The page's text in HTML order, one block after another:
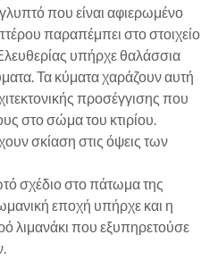
που είναι αφιερωμένο
παραπέμπει στο στοιχείο
υπήρχε θαλάσσια
Τα κύματα χαράζουν αυτή
προσέγγισης που
στο σώμα του κτιρίου.
σκίαση στις όψεις των
σχέδιο στο πάτωμα της
εποχή υπήρχε και η
λιμανάκι που εξυπηρετούσε